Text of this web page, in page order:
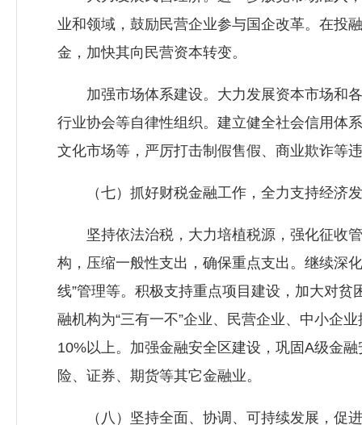
业和领域，鼓励民营企业参与国企改革。在投
金，加快其向民营资本转变。
加强市场体系建设。大力发展资本市场和各
行业协会等自律性组织。建立健全社会信用体
文化市场等，严厉打击制假售假、商业欺诈等
（七）抓好财税金融工作，全力支持经济
坚持依法治税，大力培植税源，强化征收管
构，压缩一般性支出，确保重点支出。继续深
线”管理等。积极支持重点项目建设，加大对
融机构为“三有一不”企业、民营企业、中小企
10%以上。加强金融安全区建设，巩固A级金
险、证券、期货等其它金融业。
（八）坚持全面、协调、可持续发展，促